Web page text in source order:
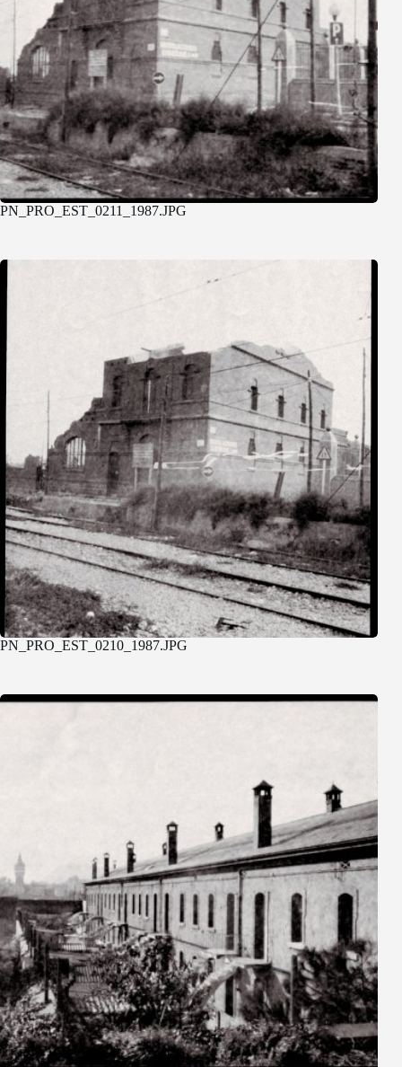
PN_PRO_EST_0211_1987.JPG
PN_PRO_EST_0210_1987.JPG